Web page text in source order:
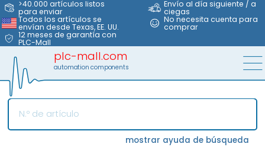
>40.000 artículos listos
para enviar
Envío al día siguiente / a
ciegas
Todos los artículos se
envían desde Texas, EE. UU.
No necesita cuenta para
comprar
12 meses de garantía con
PLC-Mall
plc-mall.com
automation components
mostrar ayuda de búsqueda